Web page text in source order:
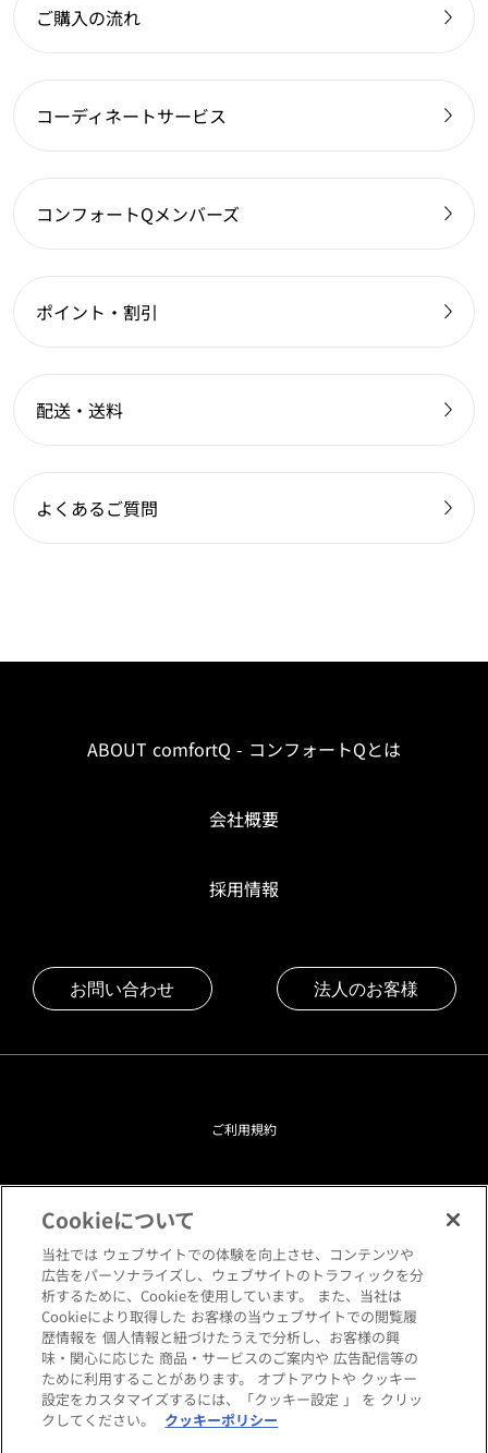
ご購入の流れ
コーディネートサービス
コンフォートQメンバーズ
ポイント・割引
配送・送料
よくあるご質問
ABOUT comfortQ - コンフォートQとは
会社概要
採用情報
お問い合わせ 法人のお客様
Copyright © HANKYU HOME STYLING Co.,LTD All rights reserved.
ご利用規約
プライバシーポリシー
クッキーポリシー
閲覧環境について
サイトマップ
Cookieについて
当社では ウェブサイトでの体験を向上させ、コンテンツや
広告をパーソナライズし、ウェブサイトのトラフィックを分
析するために、Cookieを使用しています。 また、当社は
Cookieにより取得した お客様の当ウェブサイトでの閲覧履
歴情報を 個人情報と紐づけたうえで分析し、お客様の興
味・関心に応じた 商品・サービスのご案内や 広告配信等の
ために利用することがあります。 オプトアウトや クッキー
設定をカスタマイズするには、「クッキー設定 」 を クリッ
クしてください。
クッキーポリシー